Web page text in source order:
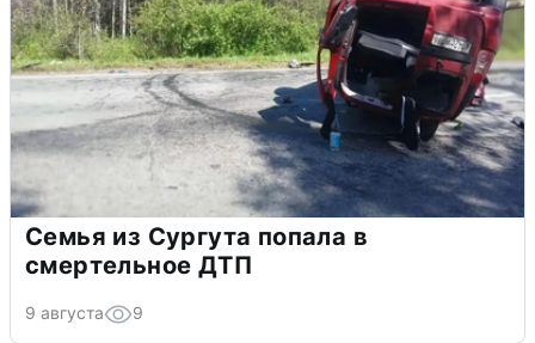
Семья из Сургута попала в
смертельное ДТП
9 августа 9